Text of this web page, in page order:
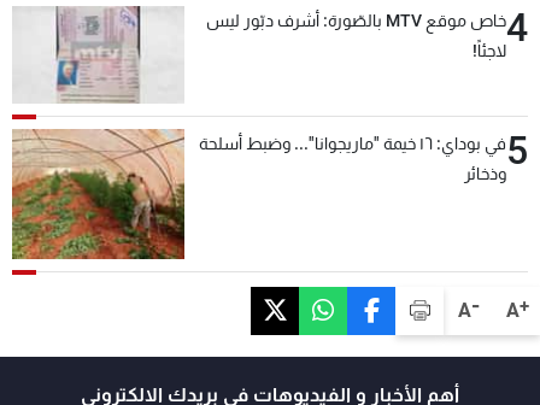
A+
A-
4
خاص موقع MTV بالصّورة: أشرف دبّور ليس
لاجئاً!
5
في بوداي: ١٦ خيمة "ماريجوانا"... وضبط أسلحة
وذخائر
أهم الأخبار و الفيديوهات في بريدك الالكتروني